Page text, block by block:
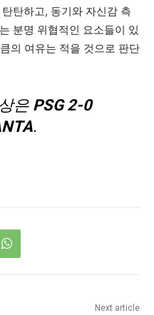
탄하고, 동기와 자신감 측
분명 위협적인 요소들이 있
의 여유는 적을 것으로 판단
은 PSG 2-0
.
Next article